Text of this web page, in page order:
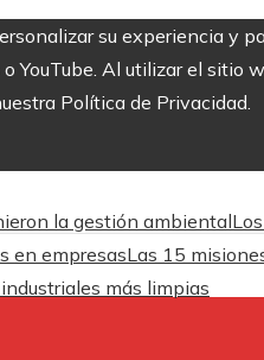
su experiencia y
YouTube. Al utilizar el
Política de Privacidad.
la gestión ambiental
en empresasLas 15
más limpias